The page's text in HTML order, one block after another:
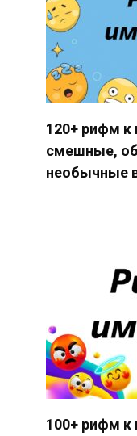
120+ рифм к
смешные,
необычные
100+ рифм